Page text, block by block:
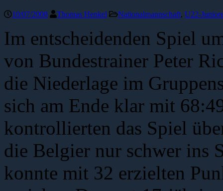
10/07/2008 Thomas Henkel Nationalmannschaft, U22-
Im entscheidenden Spiel
von Bundestrainer Peter
die Niederlage im
sich am Ende klar mit
kontrollierten das Spiel
die Belgier nur schwer ins
konnte mit 32 erzielten